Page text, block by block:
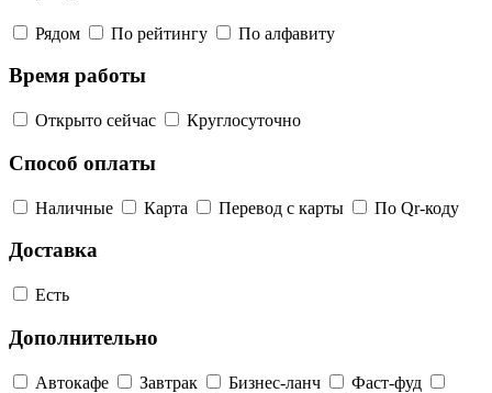
Рядом По рейтингу По алфавиту
Время работы
Открыто сейчас Круглосуточно
Способ оплаты
Наличные Карта Перевод с карты По Qr-коду
Доставка
Есть
Дополнительно
Автокафе Завтрак Бизнес-ланч
Фаст-фуд